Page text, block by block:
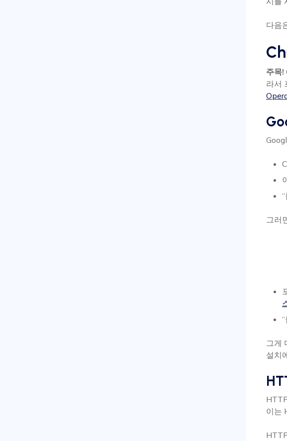
다음
주목!
라서
그러
그게
설치
이는